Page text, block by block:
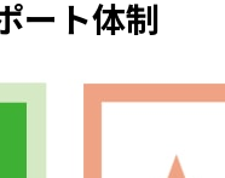
ート体制